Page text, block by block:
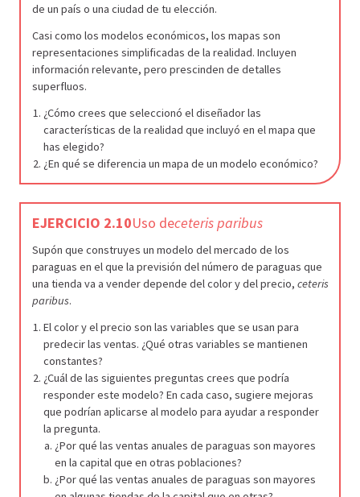
de un país o una ciudad de tu elección.
Casi como los modelos económicos, los mapas son
representaciones simplificadas de la realidad. Incluyen
información relevante, pero prescinden de detalles
superfluos.
¿Cómo crees que seleccionó el diseñador las
características de la realidad que incluyó en el mapa que
has elegido?
¿En qué se diferencia un mapa de un modelo económico?
EJERCICIO 2.10Uso deceteris paribus
Supón que construyes un modelo del mercado de los
paraguas en el que la previsión del número de paraguas que
una tienda va a vender depende del color y del precio, ceteris
paribus.
El color y el precio son las variables que se usan para
predecir las ventas. ¿Qué otras variables se mantienen
constantes?
¿Cuál de las siguientes preguntas crees que podría
responder este modelo? En cada caso, sugiere mejoras
que podrían aplicarse al modelo para ayudar a responder
la pregunta.
¿Por qué las ventas anuales de paraguas son mayores
en la capital que en otras poblaciones?
¿Por qué las ventas anuales de paraguas son mayores